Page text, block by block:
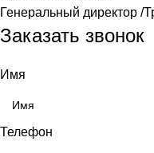
Генеральный директор
Заказать звонок
Имя
Телефон